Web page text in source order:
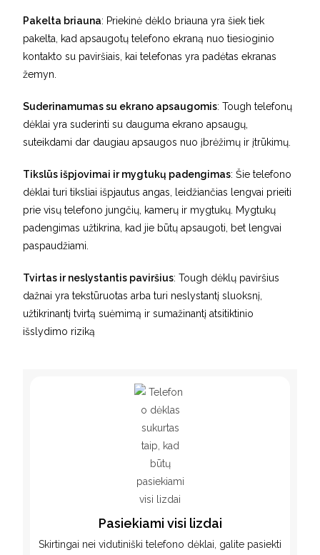
Pakelta briauna: Priekinė dėklo briauna yra šiek tiek
pakelta, kad apsaugotų telefono ekraną nuo tiesioginio
kontakto su paviršiais, kai telefonas yra padėtas ekranas
žemyn.
Suderinamumas su ekrano apsaugomis: Tough telefonų
dėklai yra suderinti su dauguma ekrano apsaugų,
suteikdami dar daugiau apsaugos nuo įbrėžimų ir įtrūkimų.
Tikslūs išpjovimai ir mygtukų padengimas: Šie telefono
dėklai turi tiksliai išpjautus angas, leidžiančias lengvai prieiti
prie visų telefono jungčių, kamerų ir mygtukų. Mygtukų
padengimas užtikrina, kad jie būtų apsaugoti, bet lengvai
paspaudžiami.
Tvirtas ir neslystantis paviršius: Tough dėklų paviršius
dažnai yra tekstūruotas arba turi neslystantį sluoksnį,
užtikrinantį tvirtą suėmimą ir sumažinantį atsitiktinio
išslydimo riziką
Pasiekiami visi lizdai
Skirtingai nei vidutiniški telefono dėklai, galite pasiekti